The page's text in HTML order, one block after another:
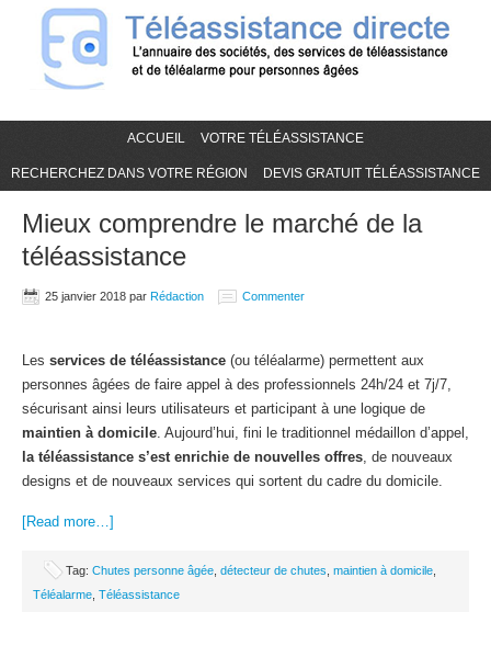
ACCUEIL VOTRE TÉLÉASSISTANCE
RECHERCHEZ DANS VOTRE RÉGION DEVIS GRATUIT TÉLÉASSISTANCE
Mieux comprendre le marché de la
téléassistance
25 janvier 2018 par Rédaction Commenter
Les services de téléassistance (ou téléalarme) permettent aux
personnes âgées de faire appel à des professionnels 24h/24 et 7j/7,
sécurisant ainsi leurs utilisateurs et participant à une logique de
maintien à domicile. Aujourd’hui, fini le traditionnel médaillon d’appel,
la téléassistance s’est enrichie de nouvelles offres, de nouveaux
designs et de nouveaux services qui sortent du cadre du domicile.
[Read more…]
Tag: Chutes personne âgée détecteur de chutes maintien à domicile
Téléalarme Téléassistance